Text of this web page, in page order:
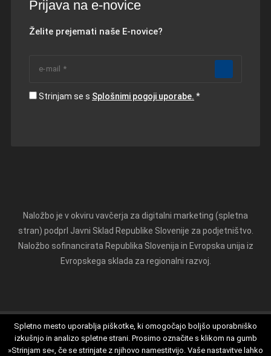
Prijava na e-novice
Želite prejemati naše E-novice?
Strinjam se s Splošnimi pogoji uporabe.
Naložbo je v okviru vavčerja za digitalni marketing (spletna
stran) podprl Javni Sklad Republike Slovenije za podjetništvo.
Naložbo sofinancirata Republika Slovenija in Evropska unija iz
Evropskega sklada za regionalni razvoj.
Splošni pogoji Izjava o zasebnosti O piškotkih
Spletno mesto uporablja piškotke, ki omogočajo boljšo uporabniško
izkušnjo in analizo spletne strani. Prosimo označite s klikom na gumb
»Strinjam se«, če se strinjate z njihovo namestitvijo. Vaše nastavitve lahko